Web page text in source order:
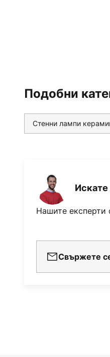
Подобни
Стенни лампи
Искате
Нашите експерти
Свържете